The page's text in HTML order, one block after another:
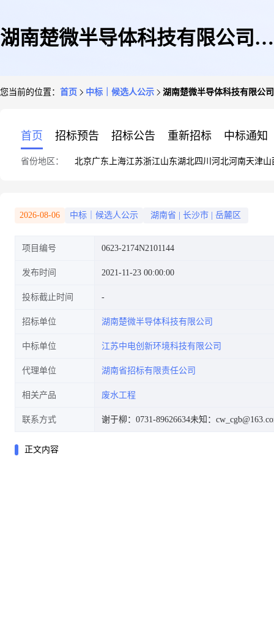
湖南楚微半导体科技有限公司北
您当前的位置： 首页 中标｜候选人公示 湖南楚微半导体科技有限公
首页 招标预告 招标公告 重新招标 中标通知
省份地区： 北京广东 上海江苏浙江山东湖北四川 河北河南天津山
2026-08-06 中标｜候选人公示 湖南省 长沙市 岳麓区
项目编号 0623-2174N2101144
发布时间 2021-11-23 00:00:00
投标截止时间
招标单位 湖南楚微半导体科技有限公司
中标单位 江苏中电创新环境科技有限公司
代理单位 湖南省招标有限责任公司
相关产品 废水工程
联系方式 谢于柳：0731-89626634未知：
正文内容